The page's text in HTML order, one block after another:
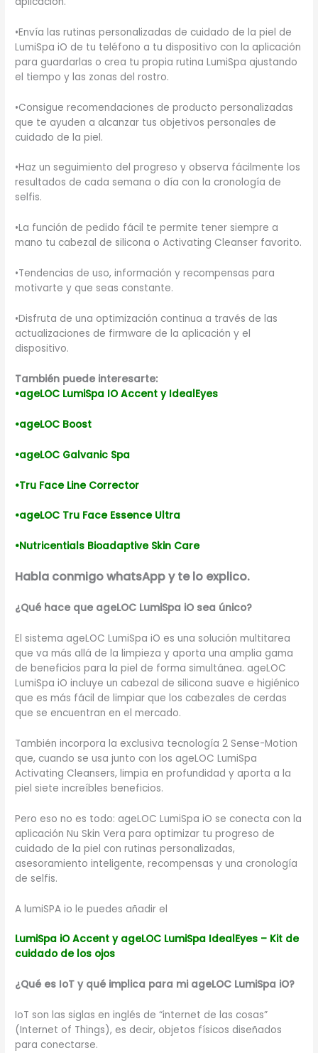
•Envía las rutinas personalizadas de cuidado de la piel de
LumiSpa iO de tu teléfono a tu dispositivo con la aplicación
para guardarlas o crea tu propia rutina LumiSpa ajustando
el tiempo y las zonas del rostro.
•Consigue recomendaciones de producto personalizadas
que te ayuden a alcanzar tus objetivos personales de
cuidado de la piel.
•Haz un seguimiento del progreso y observa fácilmente los
resultados de cada semana o día con la cronología de
selfis.
•La función de pedido fácil te permite tener siempre a
mano tu cabezal de silicona o Activating Cleanser favorito.
•Tendencias de uso, información y recompensas para
motivarte y que seas constante.
•Disfruta de una optimización continua a través de las
actualizaciones de firmware de la aplicación y el
dispositivo.
También puede interesarte:
•ageLOC LumiSpa IO Accent y IdealEyes
•ageLOC Boost
•ageLOC Galvanic Spa
•Tru Face Line Corrector
•ageLOC Tru Face Essence Ultra
•Nutricentials Bioadaptive Skin Care
Habla conmigo whatsApp y te lo explico.
¿Qué hace que ageLOC LumiSpa iO sea único?
El sistema ageLOC LumiSpa iO es una solución multitarea
que va más allá de la limpieza y aporta una amplia gama
de beneficios para la piel de forma simultánea. ageLOC
LumiSpa iO incluye un cabezal de silicona suave e higiénico
que es más fácil de limpiar que los cabezales de cerdas
que se encuentran en el mercado.
También incorpora la exclusiva tecnología 2 Sense-Motion
que, cuando se usa junto con los ageLOC LumiSpa
Activating Cleansers, limpia en profundidad y aporta a la
piel siete increíbles beneficios.
Pero eso no es todo: ageLOC LumiSpa iO se conecta con la
aplicación Nu Skin Vera para optimizar tu progreso de
cuidado de la piel con rutinas personalizadas,
asesoramiento inteligente, recompensas y una cronología
de selfis.
A lumiSPA io le puedes añadir el
LumiSpa iO Accent y ageLOC LumiSpa IdealEyes – Kit de
cuidado de los ojos
¿Qué es IoT y qué implica para mi ageLOC LumiSpa iO?
IoT son las siglas en inglés de “internet de las cosas”
(Internet of Things), es decir, objetos físicos diseñados
para conectarse.